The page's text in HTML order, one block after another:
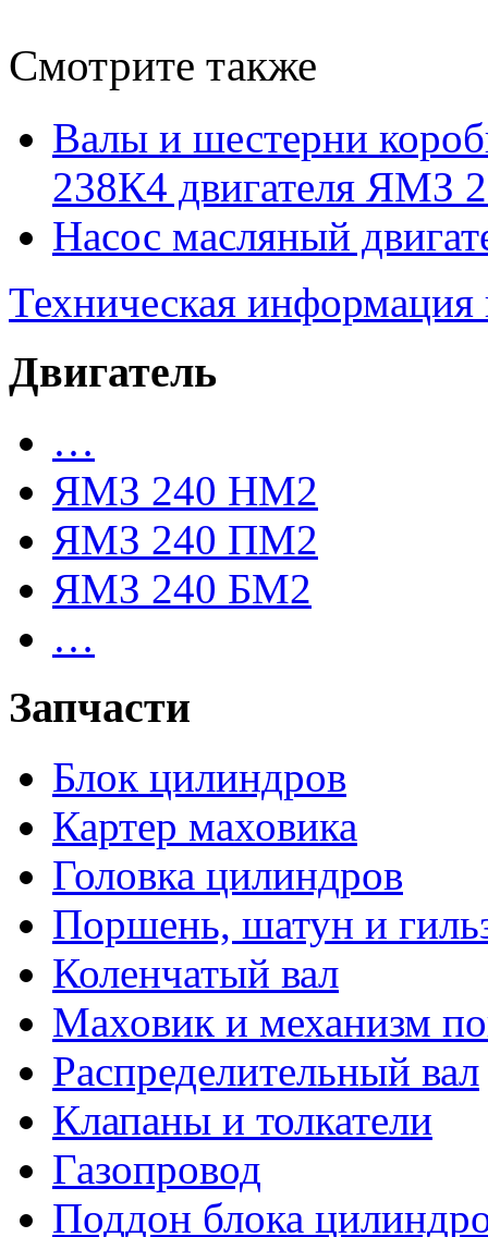
Смотрите также
Валы и шестерни
238К4 двигателя ЯМЗ
Насос масляный
Техническая
Двигатель
…
ЯМЗ 240 НМ2
ЯМЗ 240 ПМ2
ЯМЗ 240 БМ2
…
Запчасти
Блок цилиндров
Картер маховика
Головка цилиндров
Поршень, шатун и
Коленчатый вал
Маховик и механизм
Распределительный вал
Клапаны и толкатели
Газопровод
Поддон блока